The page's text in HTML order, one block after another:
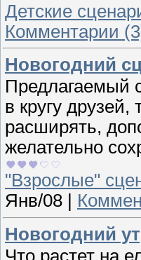
Детские
Комментарии
Новогодний
Предлагаемый
в кругу
расширять,
желательно
"Взрослые"
Янв/08
Новогодний
Что растет на